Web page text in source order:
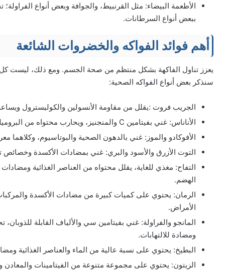
الأطعمة البيضاء: مثل القرنبيط، والجوافة وبعض أنواع
ببعض أنواع السرطانات.
أهم فوائد الفواكه والخضروات الشائعة
يعزز تناول الفاكهة بشكل منتظم من صحة الجسم. ومع ذلك، ليست كل
سنذكر بعض أنواع الفواكه الصحية:
الجريب فروت :يقلل من مقاومة الأنسولين والكوليسترول
الأناناس: غني بفيتامين C والمنجنيز، ويحارب محتواه من البروميلين الالتهاب ويقلل خطر الإصابة بالسرطان.
الأفوكادو والموز: غني بالدهون الصحية والبوتاسيوم،
التوت الأزرق والأسود والبري: غني بمضادات الأكسدة
التفاح: مغذي للغاية، يقلل محتواه من العناصر الغذائية
الهضم.
الرمان: يحتوي على كميات كبيرة من مضادات الأكسدة والمركبات
الأمراض.
المانجو والفراولة: غني بفيتامين سي والألياف القابلة
ومضادة للالتهابات.
البطيخ: يحتوي على نسبة عالية من الماء والعناصر الغذائية
الزيتون: يحتوي على مجموعة متنوعة من الفيتامينات